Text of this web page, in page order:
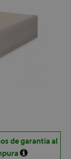
de garantía al